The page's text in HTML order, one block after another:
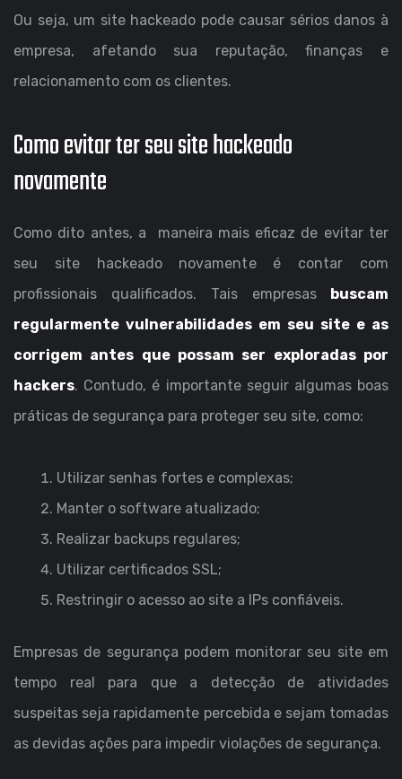
Ou seja, um site hackeado pode causar sérios danos à
empresa, afetando sua reputação, finanças e
relacionamento com os clientes.
Como evitar ter seu site hackeado
novamente
Como dito antes, a maneira mais eficaz de evitar ter
seu site hackeado novamente é contar com
profissionais qualificados. Tais empresas buscam
regularmente vulnerabilidades em seu site e as
corrigem antes que possam ser exploradas por
hackers. Contudo, é importante seguir algumas boas
práticas de segurança para proteger seu site, como:
Utilizar senhas fortes e complexas;
Manter o software atualizado;
Realizar backups regulares;
Utilizar certificados SSL;
Restringir o acesso ao site a IPs confiáveis.
Empresas de segurança podem monitorar seu site em
tempo real para que a detecção de atividades
suspeitas seja rapidamente percebida e sejam tomadas
as devidas ações para impedir violações de segurança.